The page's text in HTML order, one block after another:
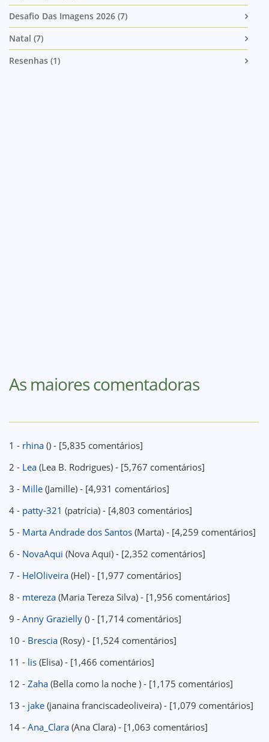
Desafio Das Imagens 2026 (7)
Natal (7)
Resenhas (1)
As maiores comentadoras
1 - rhina () - [5,835 comentários]
2 - Lea (Lea B. Rodrigues) - [5,767 comentários]
3 - Mille (Jamille) - [4,931 comentários]
4 - patty-321 (patrícia) - [4,803 comentários]
5 - Marta Andrade dos Santos (Marta) - [4,259 comentários]
6 - NovaAqui (Nova Aqui) - [2,352 comentários]
7 - HelOliveira (Hel) - [1,977 comentários]
8 - mtereza (Maria Tereza Silva) - [1,956 comentários]
9 - Anny Grazielly () - [1,714 comentários]
10 - Brescia (Rosy) - [1,524 comentários]
11 - lis (Elisa) - [1,466 comentários]
12 - Zaha (Bella como la noche ) - [1,175 comentários]
13 - jake (janaina franciscadeoliveira) - [1,079 comentários]
14 - Ana_Clara (Ana Clara) - [1,063 comentários]